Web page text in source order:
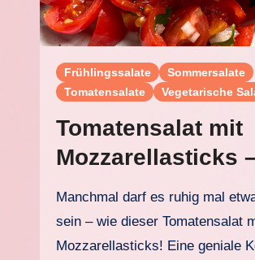
Frühlingssalate
Sommersalate
Tomatensalate
Vegetarische
Tomatensalat mit
Mozzarellasticks
knusprig und
lecker
Manchmal darf es ruhig mal etwas Besonderes
sein – wie dieser Tomatensalat
Mozzarellasticks! Eine geniale